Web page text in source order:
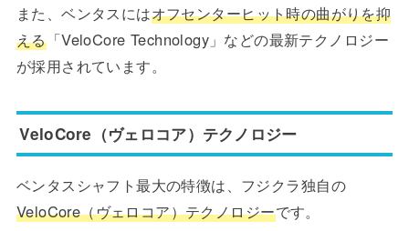
また、ベンタスにはオフセンターヒット時の曲がりを抑
える「VeloCore Technology」などの最新テクノロジー
が採用されています。
VeloCore（ヴェロコア）テクノロジー
ベンタスシャフト最大の特徴は、フジクラ独自の
VeloCore（ヴェロコア）テクノロジーです。